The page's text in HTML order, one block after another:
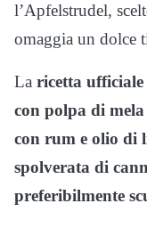
l’Apfelstrudel,
omaggia un dolce
La ricetta ufficiale
con polpa di
con rum e olio di
spolverata di
preferibilmente